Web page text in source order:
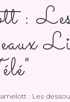
Les
: Les